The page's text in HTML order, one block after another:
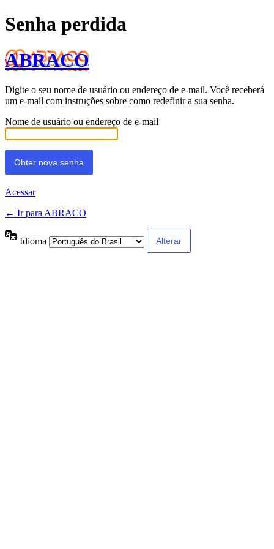
Senha perdida
ABRACO
Digite o seu nome de usuário ou endereço de e-mail. Você receberá
um e-mail com instruções sobre como redefinir a sua senha.
Nome de usuário ou endereço de e-mail
Acessar
← Ir para ABRACO
Idioma